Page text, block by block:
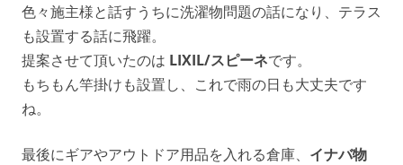
色々施主様と話すうちに洗濯物問題の話になり、テラス
も設置する話に飛躍。
提案させて頂いたのは LIXIL/スピーネです。
もちもん竿掛けも設置し、これで雨の日も大丈夫です
ね。
最後にギアやアウトドア用品を入れる倉庫、 イナバ物